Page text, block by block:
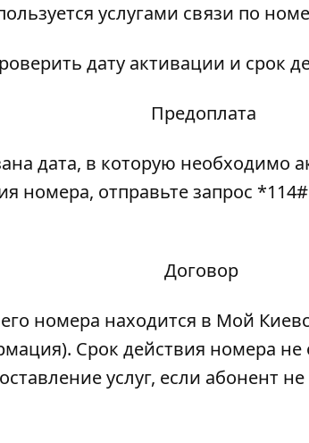
услугами связи по
дату активации и срок
Предоплата
дата, в которую необходимо
номера, отправьте запрос
Договор
номера находится в Мой
Срок действия номера не
услуг, если абонент